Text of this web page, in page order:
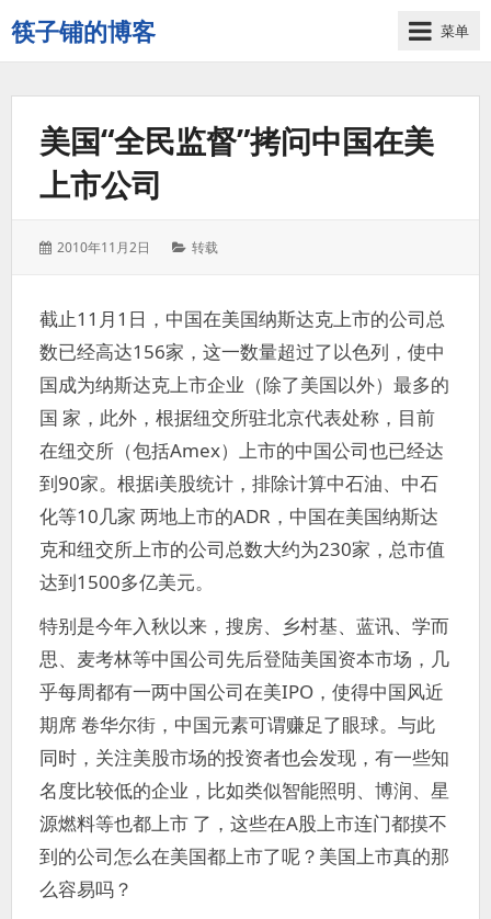
筷子铺的博客
记
录
菜单
美国“全民监督”拷问中国在美
上市公司
发
2010年11月2日
分
转载
截止11月1日，中国在美国纳斯达克上市的公司总
数已经高达156家，这一数量超过了以色列，使中
国成为纳斯达克上市企业（除了美国以外）最多的
国 家，此外，根据纽交所驻北京代表处称，目前
在纽交所（包括Amex）上市的中国公司也已经达
到90家。根据i美股统计，排除计算中石油、中石
化等10几家 两地上市的ADR，中国在美国纳斯达
克和纽交所上市的公司总数大约为230家，总市值
达到1500多亿美元。
特别是今年入秋以来，搜房、乡村基、蓝讯、学而
思、麦考林等中国公司先后登陆美国资本市场，几
乎每周都有一两中国公司在美IPO，使得中国风近
期席 卷华尔街，中国元素可谓赚足了眼球。与此
同时，关注美股市场的投资者也会发现，有一些知
名度比较低的企业，比如类似智能照明、博润、星
源燃料等也都上市 了，这些在A股上市连门都摸不
到的公司怎么在美国都上市了呢？美国上市真的那
么容易吗？